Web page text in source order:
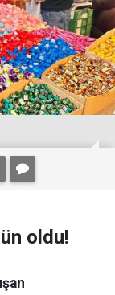
oldu!